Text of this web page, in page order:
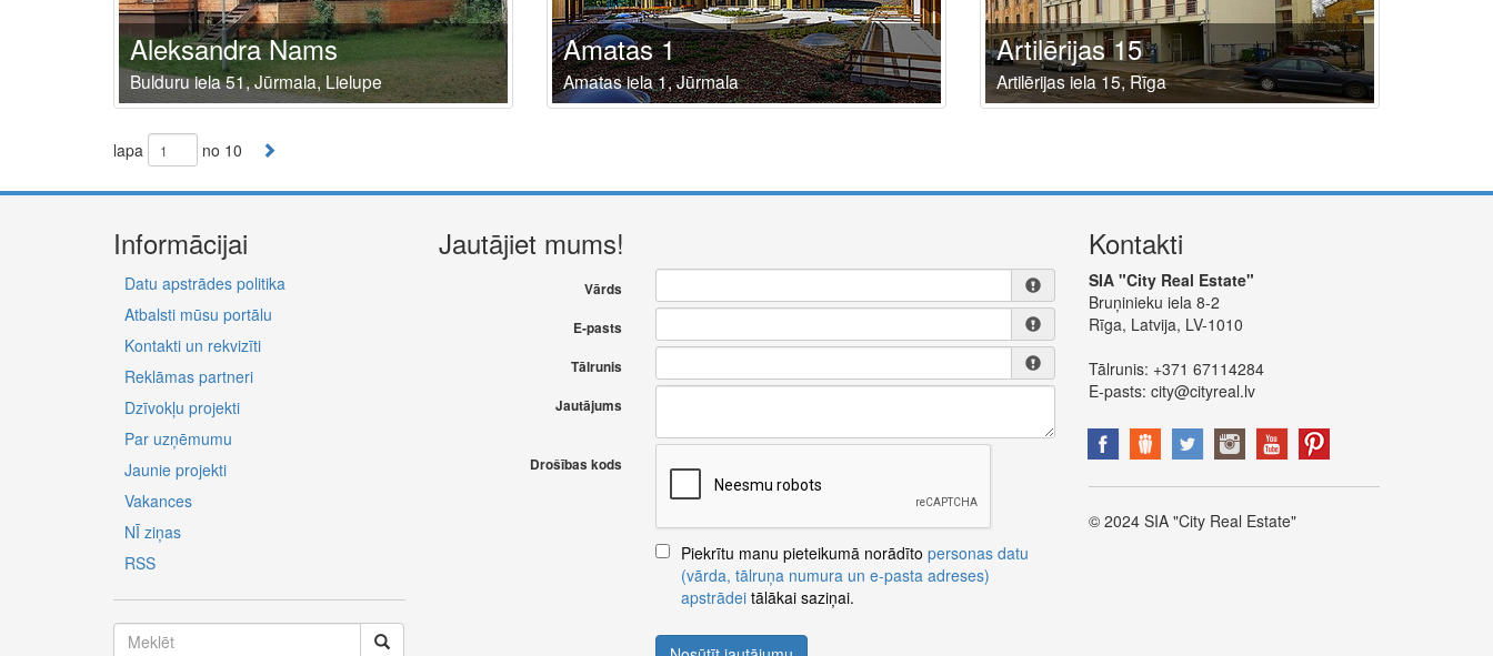
Aleksandra Nams
Bulduru iela 51, Jūrmala, Lielupe
Amatas 1
Amatas iela 1, Jūrmala
Artilērijas 15
Artilērijas iela 15, Rīga
lapa no 10
Informācijai
Datu apstrādes politika
Atbalsti mūsu portālu
Kontakti un rekvizīti
Reklāmas partneri
Dzīvokļu projekti
Par uzņēmumu
Jaunie projekti
Vakances
NĪ ziņas
RSS
Jautājiet mums!
Vārds
E-pasts
Tālrunis
Jautājums
Drošības kods
Piekrītu manu pieteikumā norādīto personas datu
(vārda, tālruņa numura un e-pasta adreses)
apstrādeitālākai saziņai.
Kontakti
SIA "City Real Estate"
Bruņinieku iela 8-2
Rīga, Latvija, LV-1010
Tālrunis: +371 67114284
E-pasts: city@cityreal.lv
© 2024 SIA "City Real Estate"